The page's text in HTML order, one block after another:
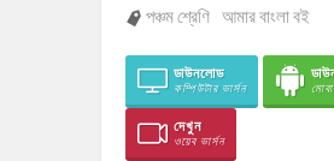
পঞ্চম শ্রেণি আমার বাংলা বই
ডাউনলোড
কম্পিউটার ভার্সন
দেখুন
ওয়েব ভার্সন